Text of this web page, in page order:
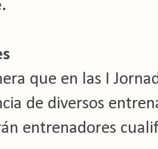
que en las I
de diversos
entrenadores